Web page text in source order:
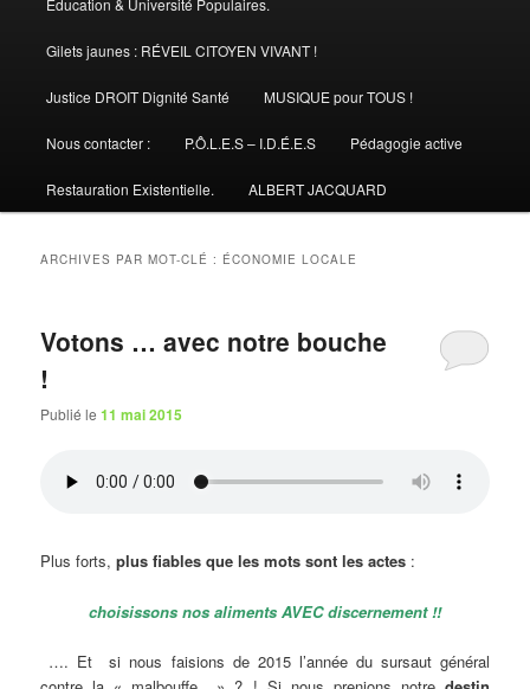
Gilets jaunes : RÉVEIL CITOYEN VIVANT !
Justice DROIT Dignité Santé MUSIQUE pour TOUS !
Nous contacter : P.Ô.L.E.S – I.D.É.E.S Pédagogie active
Restauration Existentielle. ALBERT JACQUARD
ARCHIVES PAR MOT-CLÉ : ÉCONOMIE LOCALE
Votons … avec notre bouche
!
Publié le11 mai 2015
Plus forts, plus fiables que les mots sont les actes :
choisissons nos aliments AVEC discernement !!
…. Et si nous faisions de 2015 l’année du sursaut général